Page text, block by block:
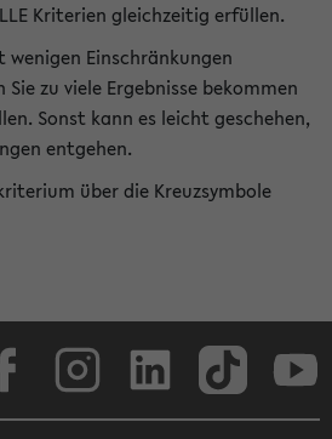
Kriterien gleichzeitig erfüllen.
Einschränkungen
zu viele Ergebnisse bekommen
Sonst kann es leicht geschehen,
entgehen.
über die Kreuzsymbole